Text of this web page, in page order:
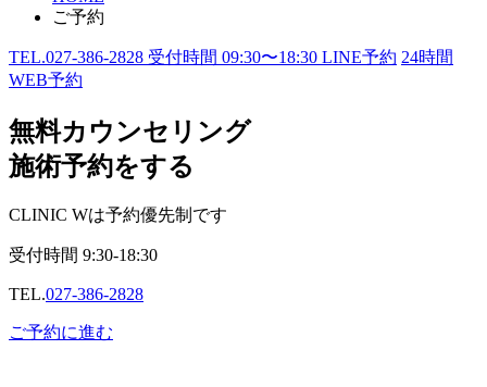
ご予約
TEL.027-386-2828 受付時間 09:30〜18:30 LINE予約 24時間
WEB予約
無料カウンセリング
施術予約をする
CLINIC Wは予約優先制です
受付時間 9:30-18:30
TEL.027-386-2828
ご予約に進む